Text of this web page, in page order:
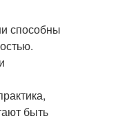
способны
быть